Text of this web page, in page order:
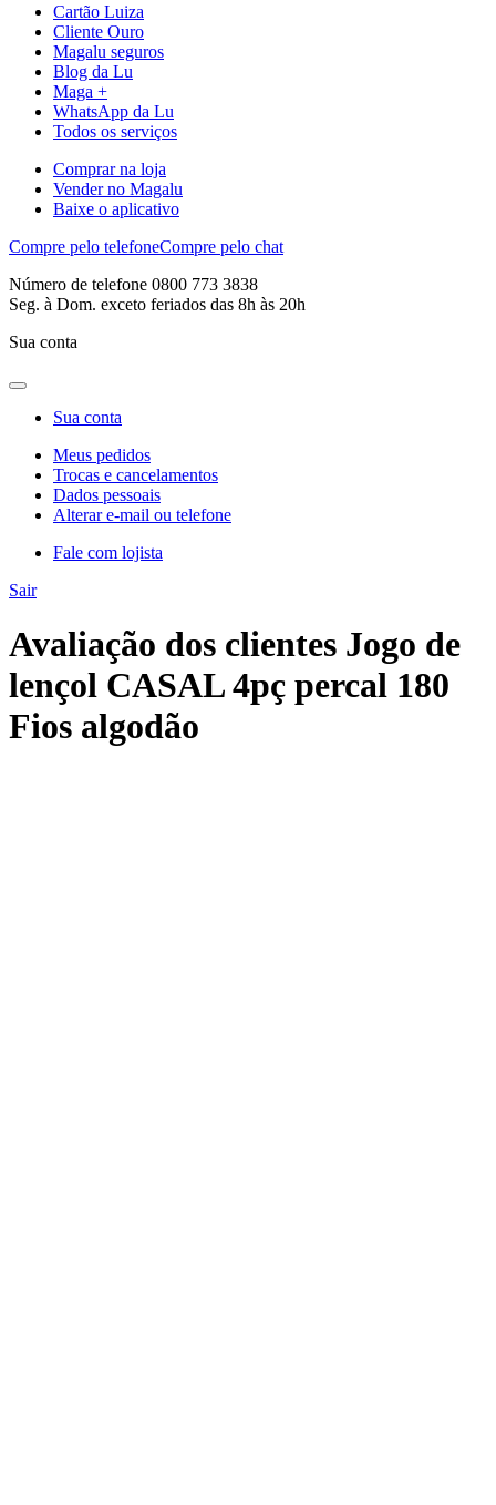
Cartão Luiza
Cliente Ouro
Magalu seguros
Blog da Lu
Maga +
WhatsApp da Lu
Todos os serviços
Comprar na loja
Vender no Magalu
Baixe o aplicativo
Compre pelo telefoneCompre pelo chat
Número de telefone 0800 773 3838
Seg. à Dom. exceto feriados das 8h às 20h
Sua conta
Sua conta
Meus pedidos
Trocas e cancelamentos
Dados pessoais
Alterar e-mail ou telefone
Fale com lojista
Sair
Avaliação dos clientes Jogo de
lençol CASAL 4pç percal 180
Fios algodão